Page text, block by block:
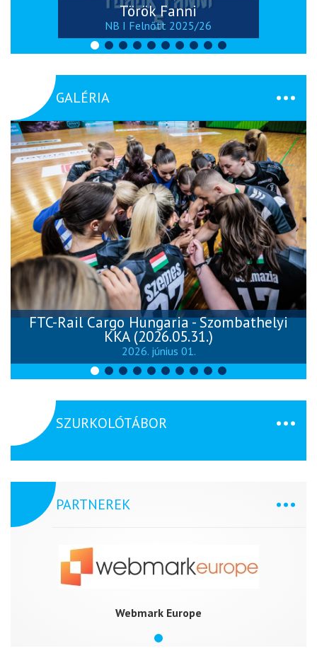
Török Fanni
NB I Felnőtt 2025/26
GALÉRIA
FTC-Rail Cargo Hungaria - Szombathelyi
KKA (2026.05.31.)
2026. június 01.
SZURKOLÓTÁBOR
PARTNEREK
Webmark Europe